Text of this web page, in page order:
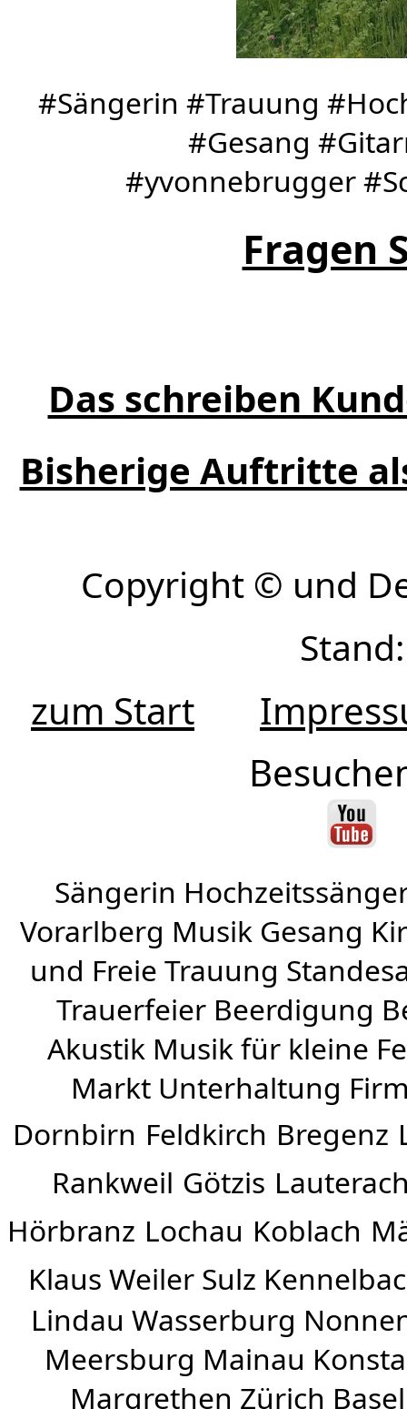
#Sängerin #Trauung
#Gesang
#yvonnebrugger
Fragen
Das schreiben
Bisherige Auftritte
Copyright © und
zum Start
Sängerin
Vorarlberg Musik Gesang
und Freie Trauung
Trauerfeier Beerdigung
Akustik Musik für kleine
Markt Unterhaltung
Dornbirn Feldkirch Bregenz
Rankweil Götzis
Hörbranz Lochau Koblach
Klaus Weiler Sulz
Lindau Wasserburg
Meersburg Mainau
Margrethen Zürich